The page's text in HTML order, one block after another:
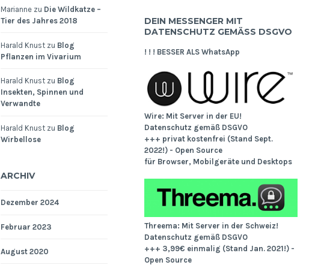
Mariannezu Die Wildkatze –
Tier des Jahres 2018
Harald Knustzu Blog
Pflanzen im Vivarium
Harald Knustzu Blog
Insekten, Spinnen und
Verwandte
Harald Knustzu Blog
Wirbellose
ARCHIV
Dezember 2024
Februar 2023
August 2020
DEIN MESSENGER MIT
DATENSCHUTZ GEMÄSS DSGVO
! ! ! BESSER ALS WhatsApp
Wire: Mit Server in der EU!
Datenschutz gemäß DSGVO
+++ privat kostenfrei (Stand Sept.
2022!) - Open Source
für Browser, Mobilgeräte und Desktops
Threema: Mit Server in der Schweiz!
Datenschutz gemäß DSGVO
+++ 3,99€ einmalig (Stand Jan. 2021!) -
Open Source